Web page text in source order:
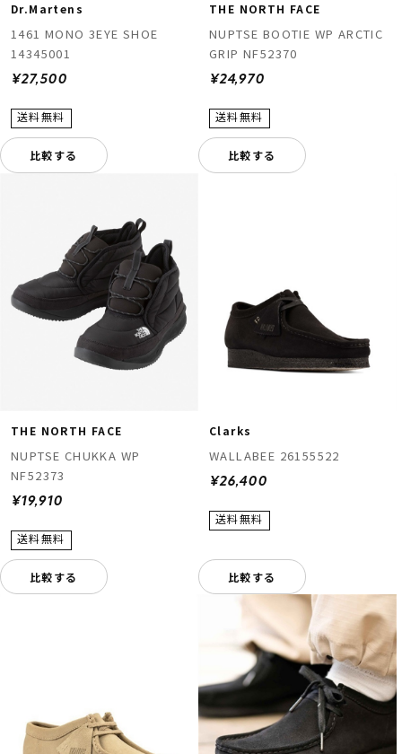
Dr.Martens
1461 MONO 3EYE SHOE
14345001
¥27,500
比較する
THE NORTH FACE
NUPTSE BOOTIE WP ARCTIC
GRIP NF52370
¥24,970
比較する
THE NORTH FACE
NUPTSE CHUKKA WP
NF52373
¥19,910
比較する
Clarks
WALLABEE 26155522
¥26,400
比較する